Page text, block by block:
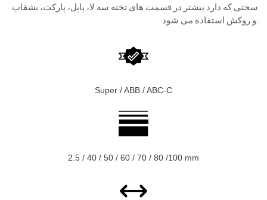
سختی که دارد بیشتر در قسمت های تخته سه لا، پاپل، پارکت، بشقاب
و روکش استفاده می شود.
Super / ABB / ABC-C
2.5 / 40 / 50 / 60 / 70 / 80 /100 mm